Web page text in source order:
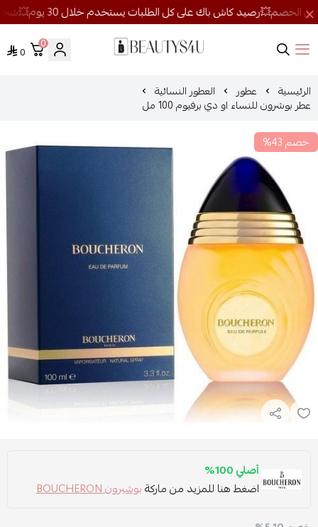
روائح الجمال
0
0
الرئيسية عطور العطور النسائية
عطر بوشرون للنساء او دي برفيوم 100 مل
خصم 43%
أصلي 100%
اضغط هنا للمزيد من ماركةبوشيرون BOUCHERON